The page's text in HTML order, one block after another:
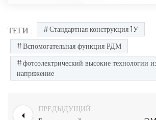
ТЕГИ :
Стандартная конструкция 1У
Вспомогательная функция РДМ
фотоэлектрический высокие технологии
напряжение
ПРЕДЫДУЩИЙ